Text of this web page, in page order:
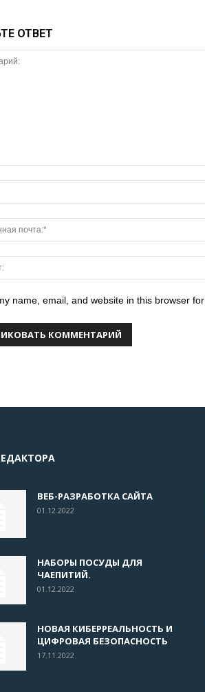
ОТВЕТ
name, email, and website in this browser
ВЕБ-РАЗРАБОТКА САЙТА
01.12.2022
НАБОРЫ ПОСУДЫ ДЛЯ
ЧАЕПИТИЙ.
01.12.2022
НОВАЯ КИБЕРРЕАЛЬНОСТЬ И
ЦИФРОВАЯ БЕЗОПАСНОСТЬ
17.11.2022